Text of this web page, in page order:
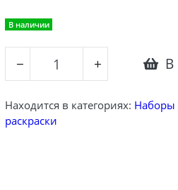
В наличии
− + В
Находится в категориях: Наборы
раскраски